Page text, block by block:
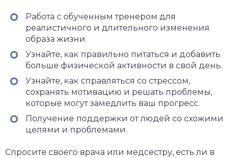
Работа с обученным тренером для
реалистичного и длительного изменения
образа жизни.
Узнайте, как правильно питаться и добавить
больше физической активности в свой день.
Узнайте, как справляться со стрессом,
сохранять мотивацию и решать проблемы,
которые могут замедлить ваш прогресс.
Получение поддержки от людей со схожими
целями и проблемами.
Спросите своего врача или медсестру, есть ли в